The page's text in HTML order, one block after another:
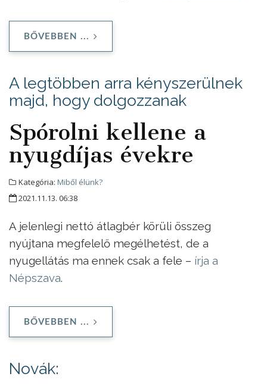
BŐVEBBEN ...
A legtöbben arra kényszerülnek
majd, hogy dolgozzanak
Spórolni kellene a
nyugdíjas évekre
Kategória: Miből élünk?
2021.11.13. 06:38
A jelenlegi nettó átlagbér körüli összeg
nyújtana megfelelő megélhetést, de a
nyugellátás ma ennek csak a fele – írja a
Népszava.
BŐVEBBEN ...
Novák: